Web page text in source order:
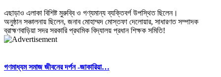
এছাড়াও এলাকা বিশিষ্ট মুরুব্বি ও গণ্যমান্য ব্যক্তিবর্গ উপস্থিত ছিলেন।
অনুষ্ঠান সঞ্চালনায় ছিলেন, জনাব মোহাম্মদ মোস্তফা দেলোয়ার, সাধারণত সম্পাদক
ব্রাহ্মণবাড়িয়া সদর সরকারি প্রথমিক বিদ্যালয় প্রধান শিক্ষক সমিতি!
গণমাধ্যম সমাজ জীবনের দর্পন -জাকারিয়া…